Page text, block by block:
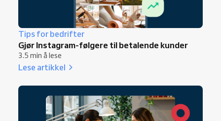
Tips for bedrifter
Gjør Instagram-følgere til betalende kunder
3.5 min å lese
Lese artikkel